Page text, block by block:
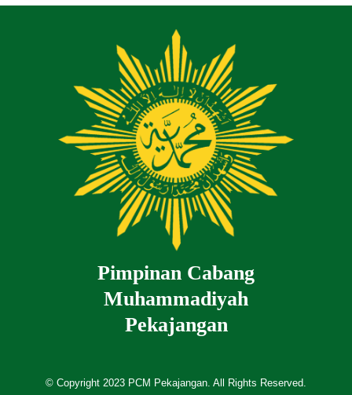
Pimpinan Cabang
Muhammadiyah
Pekajangan
© Copyright 2023 PCM Pekajangan. All Rights Reserved.